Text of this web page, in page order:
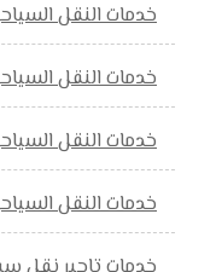
خدمات النقل
خدمات النقل
خدمات النقل
خدمات النقل